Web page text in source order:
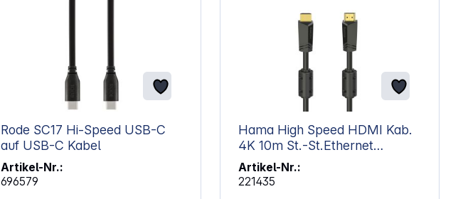
Rode SC17 Hi-Speed USB-C
auf USB-C Kabel
Artikel-Nr.:
696579
Hama High Speed HDMI Kab.
4K 10m St.-St.Ethernet
vergoldet 205009
Artikel-Nr.:
221435